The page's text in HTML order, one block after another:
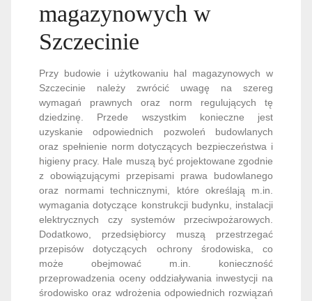
magazynowych w
Szczecinie
Przy budowie i użytkowaniu hal magazynowych w
Szczecinie należy zwrócić uwagę na szereg
wymagań prawnych oraz norm regulujących tę
dziedzinę. Przede wszystkim konieczne jest
uzyskanie odpowiednich pozwoleń budowlanych
oraz spełnienie norm dotyczących bezpieczeństwa i
higieny pracy. Hale muszą być projektowane zgodnie
z obowiązującymi przepisami prawa budowlanego
oraz normami technicznymi, które określają m.in.
wymagania dotyczące konstrukcji budynku, instalacji
elektrycznych czy systemów przeciwpożarowych.
Dodatkowo, przedsiębiorcy muszą przestrzegać
przepisów dotyczących ochrony środowiska, co
może obejmować m.in. konieczność
przeprowadzenia oceny oddziaływania inwestycji na
środowisko oraz wdrożenia odpowiednich rozwiązań